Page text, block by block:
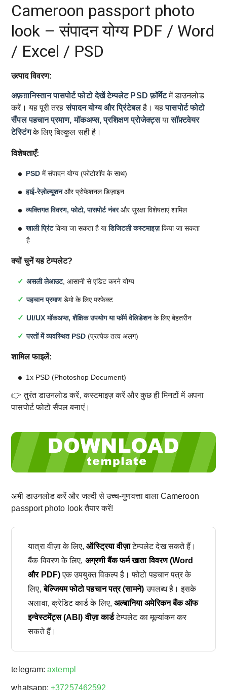
Cameroon passport photo
look – संपादन योग्य PDF / Word
/ Excel / PSD
उत्पाद विवरण:
अफ़ग़ानिस्तान पासपोर्ट फोटो देखें टेम्पलेट PSD फ़ॉर्मेटमें डाउनलोड
करें। यह पूरी तरहसंपादन योग्य और प्रिंटेबलहै। यहपासपोर्ट फोटो
सैंपल पहचान प्रमाण, मॉकअप्स, प्रशिक्षण प्रोजेक्ट्सयासॉफ़्टवेयर
टेस्टिंगके लिए बिल्कुल सही है।
विशेषताएँ:
PSD में संपादन योग्य (फोटोशॉप के साथ)
हाई-रेज़ोल्यूशनऔर प्रोफेशनल डिज़ाइन
व्यक्तिगत विवरण, फोटो, पासपोर्ट नंबरऔर सुरक्षा विशेषताएं शामिल
खाली प्रिंटकिया जा सकता है याडिजिटली कस्टमाइज़किया जा सकता
है
क्यों चुनें यह टेम्पलेट?
असली लेआउट, आसानी से एडिट करने योग्य
पहचान प्रमाणडेमो के लिए परफेक्ट
UI/UX मॉकअप्स, शैक्षिक उपयोग या फॉर्म वेलिडेशनके लिए बेहतरीन
परतों में व्यवस्थित PSD (प्रत्येक तत्व अलग)
शामिल फाइलें:
1x PSD (Photoshop Document)
👉 तुरंत डाउनलोड करें, कस्टमाइज़ करें और कुछ ही मिनटों में अपना
पासपोर्ट फोटो सैंपल बनाएं।
अभी डाउनलोड करें और जल्दी से उच्च-गुणवत्ता वाला Cameroon
passport photo look तैयार करें!
यात्रा वीज़ा के लिए,ऑस्ट्रिया वीज़ाटेम्पलेट देख सकते हैं।
बैंक विवरण के लिए, अग्रणी बैंक फर्म खाता विवरण (Word
और PDF)एक उपयुक्त विकल्प है। फोटो पहचान पत्र के
लिए,बेल्जियम फोटो पहचान पत्र (सामने) उपलब्ध है। इसके
अलावा, क्रेडिट कार्ड के लिए, अल्बानिया अमेरिकन बैंक ऑफ
इन्वेस्टमेंट्स (ABI) वीज़ा कार्डटेम्पलेट का मूल्यांकन कर
सकते हैं।
telegram:axtempl
whatsapp:+37257462592